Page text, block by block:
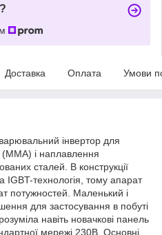
Доставка Оплата Умови
інвертор для
і наплавлення
сталей. В конструкції
технологія, тому апарат
потужностей. Маленький і
для застосування в побуті
навіть новачкові панель
мережі 230В. Основні